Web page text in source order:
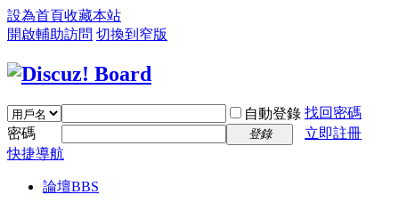
設為首頁收藏本站
開啟輔助訪問 切換到窄版
自動登錄 找回密碼
密碼
登錄
立即註冊
快捷導航
論壇BBS